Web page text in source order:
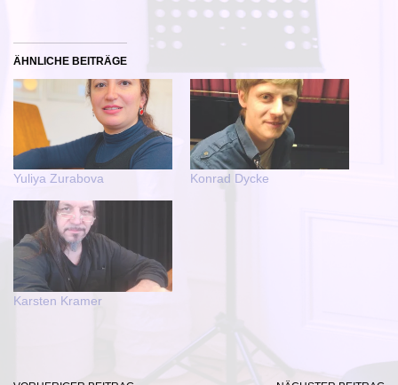
ÄHNLICHE BEITRÄGE
Yuliya Zurabova Konrad Dycke
Karsten Kramer